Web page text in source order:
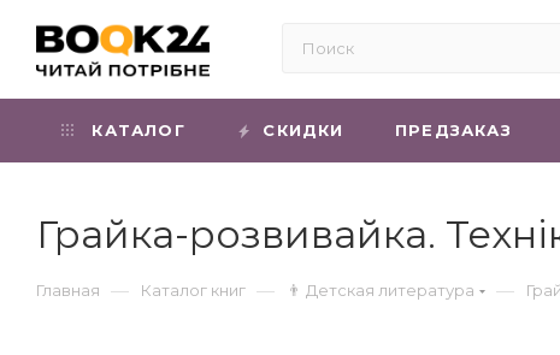
КАТАЛОГ СКИДКИ ПРЕДЗАКАЗ
Грайка-розвивайка.
Главная — Каталог книг — 👨 Детская литература —